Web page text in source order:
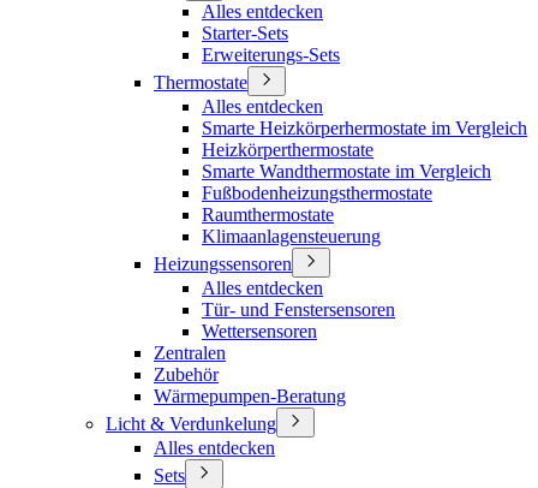
Alles entdecken
Starter-Sets
Erweiterungs-Sets
Thermostate
Alles entdecken
Smarte Heizkörperhermostate im Vergleich
Heizkörperthermostate
Smarte Wandthermostate im Vergleich
Fußbodenheizungsthermostate
Raumthermostate
Klimaanlagensteuerung
Heizungssensoren
Alles entdecken
Tür- und Fenstersensoren
Wettersensoren
Zentralen
Zubehör
Wärmepumpen-Beratung
Licht & Verdunkelung
Alles entdecken
Sets